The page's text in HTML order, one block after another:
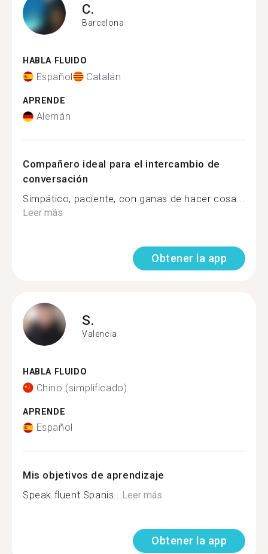
C.
Barcelona
HABLA FLUIDO
Español Catalán
APRENDE
Alemán
Compañero ideal para el intercambio de
conversación
Simpático, paciente, con ganas de hacer cosa...
Leer más
Obtener la app
S.
Valencia
HABLA FLUIDO
Chino (simplificado)
APRENDE
Español
Mis objetivos de aprendizaje
Speak fluent Spanis...Leer más
Obtener la app